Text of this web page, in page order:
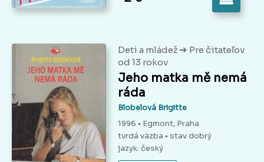
Deti a mládež ➔ Pre čitateľov
od 13 rokov
Jeho matka mě nemá
ráda
Blobelová Brigitte
1996 • Egmont, Praha
tvrdá väzba • stav dobrý
jazyk: český